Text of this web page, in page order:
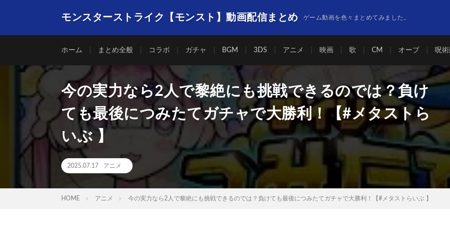
モンスターストライク【モンスト】動画配信まとめ ゲーム動画を色々まとめてみました。
ホーム まとめ全般 コラボ ガチャ BGM 3DS アニメ 映画 歌 CM オーブ 呪
今の実力なら2人で黎絶にも挑戦できるのでは？負け
ても最後につみたてガチャで大勝利！【#メタストら
いぶ 】
2025.07.17 アニメ
HOME アニメ 今の実力なら2人で黎絶にも挑戦できるのでは？負けても最後につみたてガチャで大勝利！【#メタストらいぶ 】